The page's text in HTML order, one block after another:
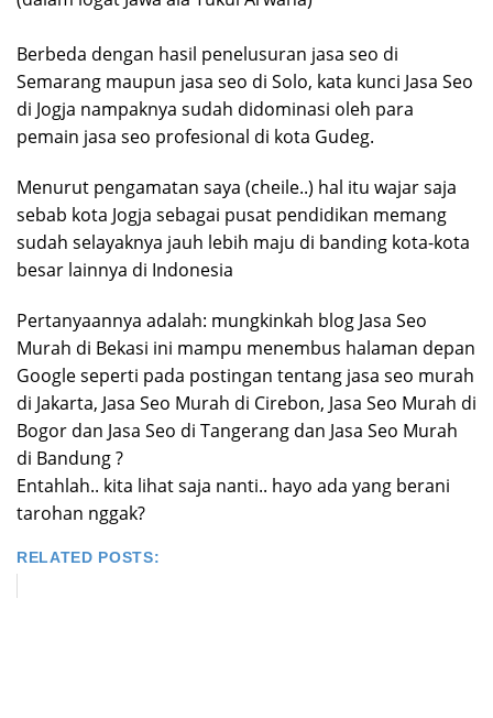
Berbeda dengan hasil penelusuran jasa seo di
Semarang maupun jasa seo di Solo, kata kunci Jasa Seo
di Jogja nampaknya sudah didominasi oleh para
pemain jasa seo profesional di kota Gudeg.
Menurut pengamatan saya (cheile..) hal itu wajar saja
sebab kota Jogja sebagai pusat pendidikan memang
sudah selayaknya jauh lebih maju di banding kota-kota
besar lainnya di Indonesia
Pertanyaannya adalah: mungkinkah blog Jasa Seo
Murah di Bekasi ini mampu menembus halaman depan
Google seperti pada postingan tentang jasa seo murah
di Jakarta, Jasa Seo Murah di Cirebon, Jasa Seo Murah di
Bogor dan Jasa Seo di Tangerang dan Jasa Seo Murah
di Bandung ?
Entahlah.. kita lihat saja nanti.. hayo ada yang berani
tarohan nggak?
RELATED POSTS: